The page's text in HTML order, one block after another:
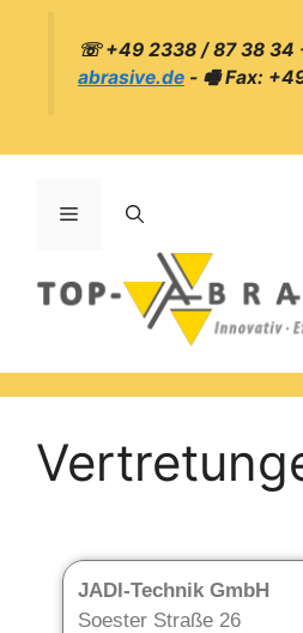
☏ +49 2338 / 87 38 34
abrasive.de - 🖷 Fax:
JADI-Technik GmbH
Soester Straße 26